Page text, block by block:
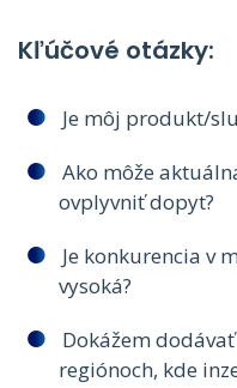
Kľúčové otázky:
Je môj produkt/
Ako môže
ovplyvniť dopyt?
Je konkurencia v
vysoká?
Dokážem
regiónoch, kde